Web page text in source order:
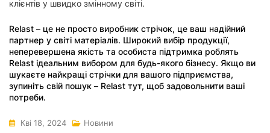
клієнтів у швидко змінному світі.
Relast – це не просто виробник стрічок, це ваш надійний
партнер у світі матеріалів. Широкий вибір продукції,
неперевершена якість та особиста підтримка роблять
Relast ідеальним вибором для будь-якого бізнесу. Якщо ви
шукаєте найкращі стрічки для вашого підприємства,
зупиніть свій пошук – Relast тут, щоб задовольнити ваші
потреби.
Кві 18, 2024
Новини